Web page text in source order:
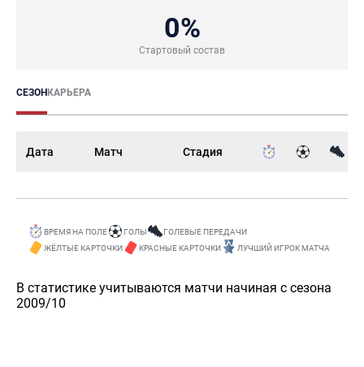
0%
Стартовый состав
СЕЗОНКАРЬЕРА
Дата Матч Стадия
ВРЕМЯ НА ПОЛЕ ГОЛЫ
ГОЛЕВЫЕ ПЕРЕДАЧИ
ЖЁЛТЫЕ КАРТОЧКИ
КРАСНЫЕ КАРТОЧКИ ЛУЧШИЙ ИГРОК МАТЧА
В статистике учитываются матчи начиная с сезона
2009/10